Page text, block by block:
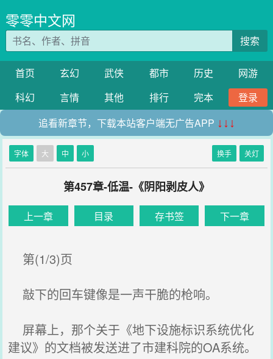
零零中文网
搜索
首页 玄幻 武侠 都市 历史
网游
科幻
言情 其他 排行 完本
登录
追看新章节，下载本站客户端无广告APP ↓↓↓
字体 大 中 小 换手 关灯
第457章-低温-《阴阳剥皮人》
上一章 目录 存书签 下一章
第(1/3)页
敲下的回车键像是一声干脆的枪响。
屏幕上，那个关于《地下设施标识系统优化
建议》的文档被发送进了市建科院的OA系统。